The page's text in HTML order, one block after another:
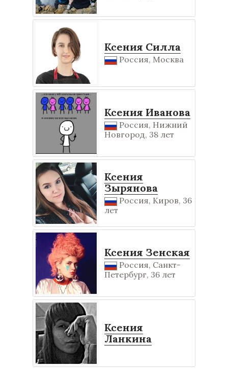
Ксения Силла
Россия, Москва
Ксения Иванова
Россия, Нижний
Новгород, 38 лет
Ксения
Зырянова
Россия, Киров, 36
лет
Ксения Зенская
Россия, Санкт-
Петербург, 36 лет
Ксения
Ланкина